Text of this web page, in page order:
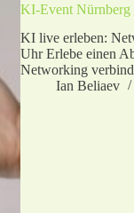
KI-Event Nürnberg
KI live erleben:
Uhr Erlebe einen
Networking
Ian Beliaev